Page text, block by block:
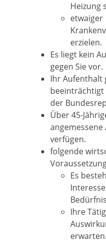
Heizung
etwaiger
erzielen.
Es liegt kein
gegen Sie vor.
Ihr Aufenthalt
beeinträchtigt
der
Über 45-
verfügen.
folgende
Es
Ihre
erwarten.